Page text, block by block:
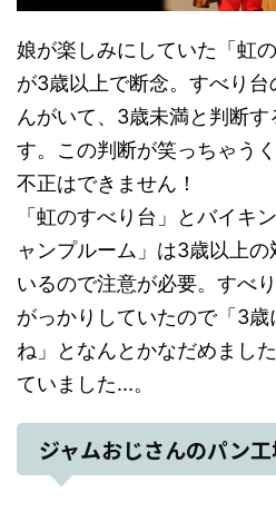
娘が楽しみにしていた「虹
が3歳以上で断念。すべり
んがいて、3歳未満と判断す
す。この判断が笑っちゃう
不正はできません！
「虹のすべり台」とバイキ
ャンプルーム」は3歳以上
いるので注意が必要。すべ
がっかりしていたので「3歳
ね」となんとかなだめまし
ていました...。
ジャムおじさんのパン